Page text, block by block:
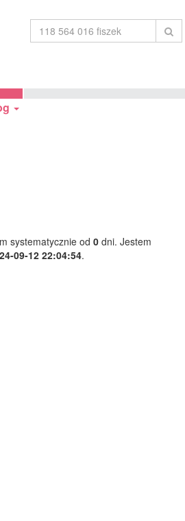
systematycznie od 0 dni. Jestem
09-12 22:04:54.